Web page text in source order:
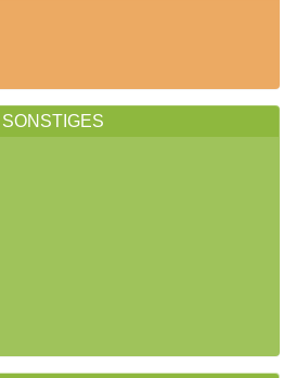
SONSTIGES